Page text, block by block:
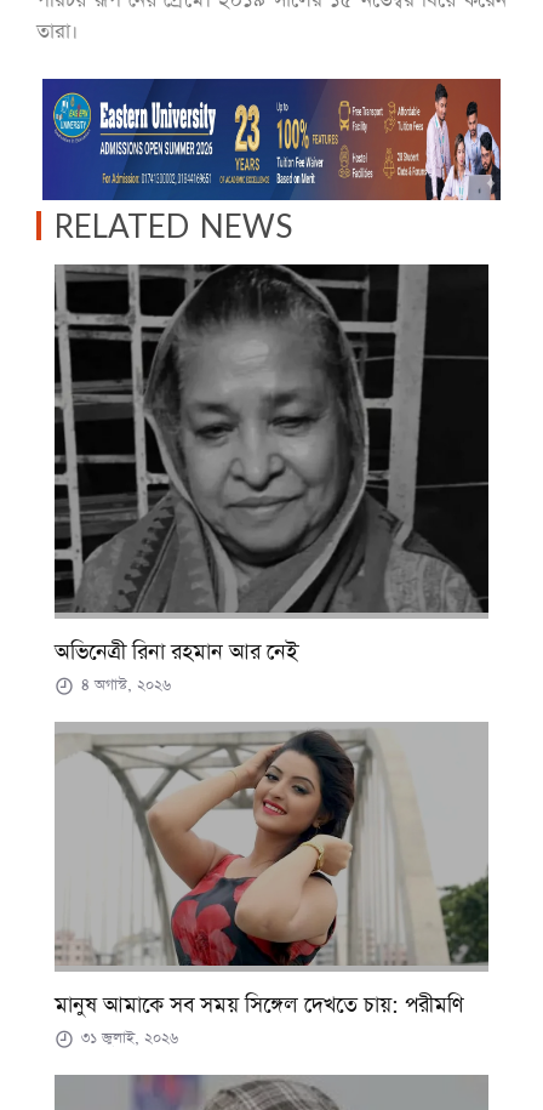
তারা।
RELATED NEWS
অভিনেত্রী রিনা রহমান আর নেই
৪ অগাস্ট, ২০২৬
মানুষ আমাকে সব সময় সিঙ্গেল দেখতে চায়: পরীমণি
৩১ জুলাই, ২০২৬